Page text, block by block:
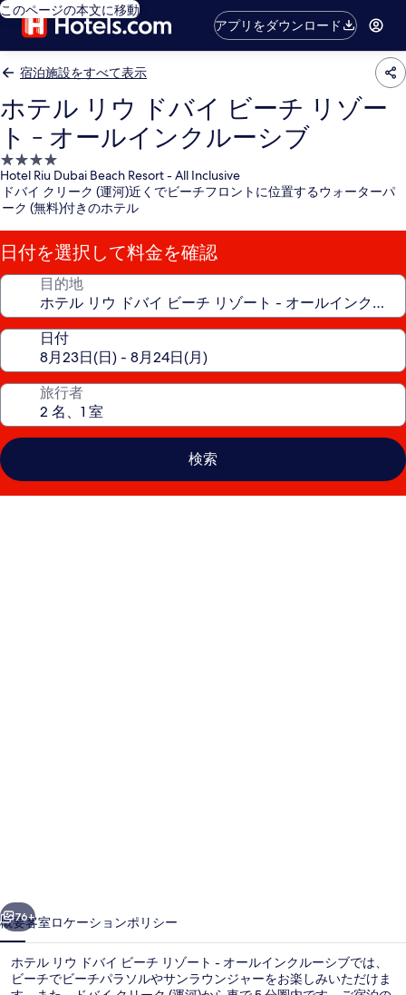
このページの本文に移動
アプリをダウンロード
宿泊施設をすべて表示
ホテル リウ ドバイ ビーチ リゾー
ト - オールインクルーシブ
4.0
つ
星
泊
施
設
Hotel Riu Dubai Beach Resort - All Inclusive
ドバイ クリーク (運河)近くでビーチフロントに位置するウォーターパ
ーク (無料)付きのホテル
日付を選択して料金を確認
目的地
日付
旅行者
検索
イ
ビ
ー
76+
概要客室ロケーションポリシー
ホテル リウ ドバイ ビーチ リゾート - オールインクルーシブでは、
ビーチでビーチパラソルやサンラウンジャーをお楽しみいただけま